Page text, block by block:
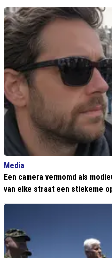
Media
Een camera vermomd als
van elke straat een stiekeme